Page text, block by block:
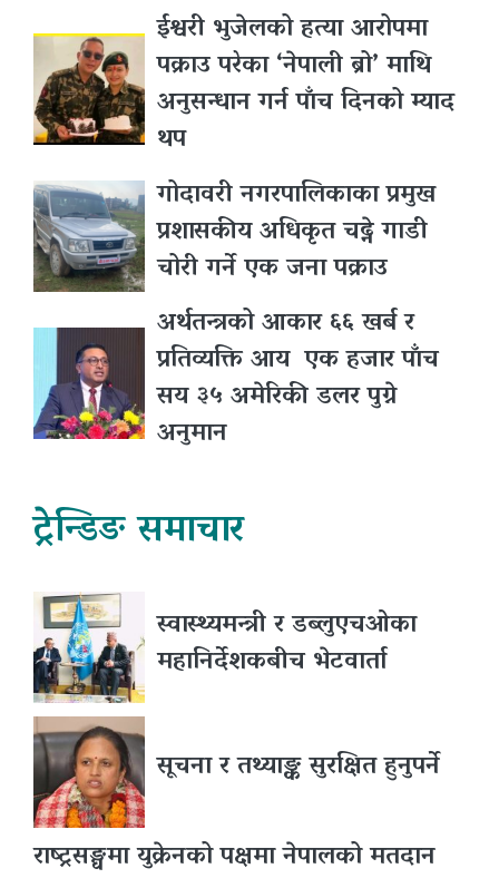
ईश्वरी भुजेलको हत्या आरोपमा
पक्राउ परेका ‘नेपाली ब्रो’ माथि
अनुसन्धान गर्न पाँच दिनको म्याद
थप
गोदावरी नगरपालिकाका प्रमुख
प्रशासकीय अधिकृत चढ्ने गाडी
चोरी गर्ने एक जना पक्राउ
अर्थतन्त्रको आकार ६६ खर्ब र
प्रतिव्यक्ति आय एक हजार पाँच
सय ३५ अमेरिकी डलर पुग्ने
अनुमान
ट्रेन्डिङ समाचार
स्वास्थ्यमन्त्री र डब्लुएचओका
महानिर्देशकबीच भेटवार्ता
सूचना र तथ्याङ्क सुरक्षित हुनुपर्ने
राष्ट्रसङ्घमा युक्रेनको पक्षमा नेपालको मतदान